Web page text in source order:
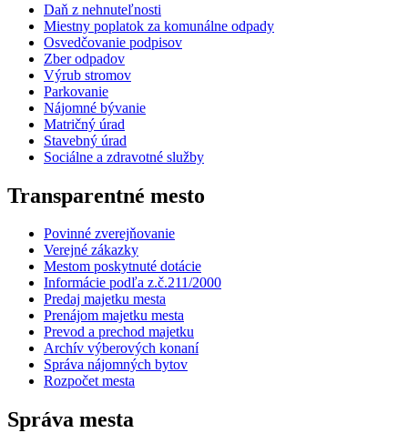
Daň z nehnuteľnosti
Miestny poplatok za komunálne odpady
Osvedčovanie podpisov
Zber odpadov
Výrub stromov
Parkovanie
Nájomné bývanie
Matričný úrad
Stavebný úrad
Sociálne a zdravotné služby
Transparentné mesto
Povinné zverejňovanie
Verejné zákazky
Mestom poskytnuté dotácie
Informácie podľa z.č.211/2000
Predaj majetku mesta
Prenájom majetku mesta
Prevod a prechod majetku
Archív výberových konaní
Správa nájomných bytov
Rozpočet mesta
Správa mesta